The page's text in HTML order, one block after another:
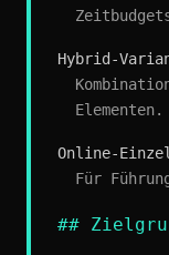
Hybrid-
Elementen.
Online-
Für
##